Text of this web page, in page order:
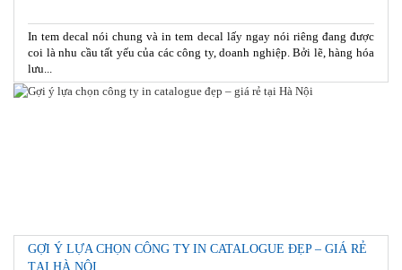
In tem decal nói chung và in tem decal lấy ngay nói riêng đang được
coi là nhu cầu tất yếu của các công ty, doanh nghiệp. Bởi lẽ, hàng hóa
lưu...
GỢI Ý LỰA CHỌN CÔNG TY IN CATALOGUE ĐẸP – GIÁ RẺ
TẠI HÀ NỘI